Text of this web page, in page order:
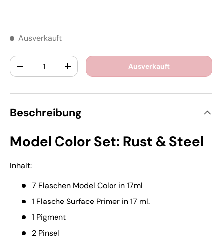
Ausverkauft
Anzahl
-
+ Ausverkauft
Beschreibung
Model Color Set: Rust & Steel
Inhalt:
7 Flaschen Model Color in 17ml
1 Flasche Surface Primer in 17 ml.
1 Pigment
2 Pinsel